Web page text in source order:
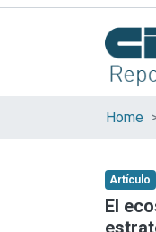
Home
Artículo
El